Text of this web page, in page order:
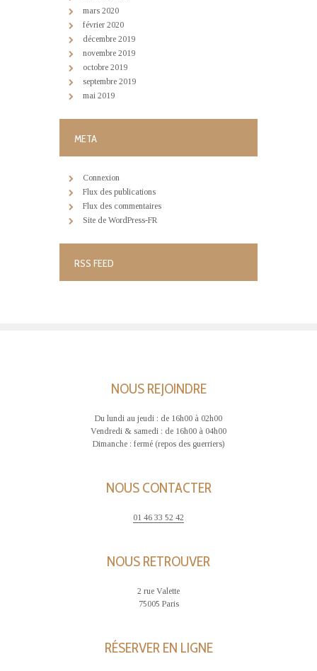
mars 2020
février 2020
décembre 2019
novembre 2019
octobre 2019
septembre 2019
mai 2019
META
Connexion
Flux des publications
Flux des commentaires
Site de WordPress-FR
RSS FEED
NOUS REJOINDRE
Du lundi au jeudi : de 16h00 à 02h00
Vendredi & samedi : de 16h00 à 04h00
Dimanche : fermé (repos des guerriers)
NOUS CONTACTER
01 46 33 52 42
NOUS RETROUVER
2 rue Valette
75005 Paris
RÉSERVER EN LIGNE